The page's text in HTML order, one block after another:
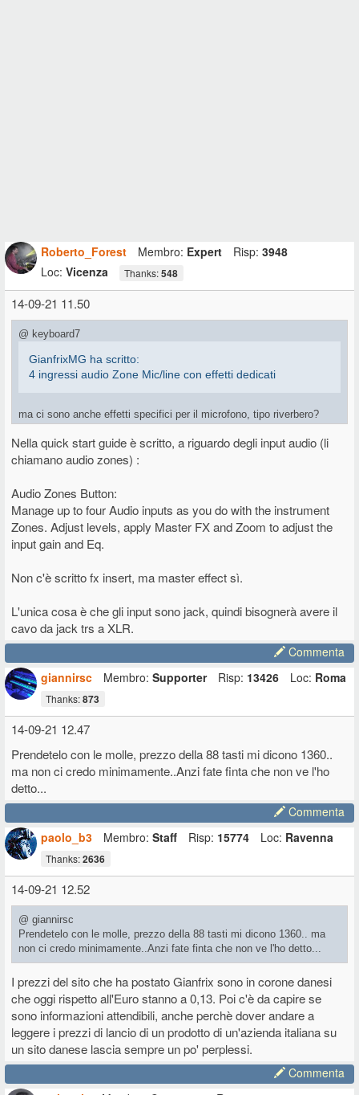
Roberto_Forest Membro: Expert Risp: 3948
Loc: Vicenza Thanks:548
14-09-21 11.50
@ keyboard7
GianfrixMG ha scritto:
4 ingressi audio Zone Mic/line con effetti dedicati
ma ci sono anche effetti specifici per il microfono, tipo riverbero?
se c'è un riverbero accettabile, il mix non serve più, ci attacco
arranger e microfono e sono a posto
Nella quick start guide è scritto, a riguardo degli input audio (li
chiamano audio zones) :
Audio Zones Button:
Manage up to four Audio inputs as you do with the instrument
Zones. Adjust levels, apply Master FX and Zoom to adjust the
input gain and Eq.
Non c'è scritto fx insert, ma master effect sì.
L'unica cosa è che gli input sono jack, quindi bisognerà avere il
cavo da jack trs a XLR.
Commenta
giannirsc
Membro: Supporter Risp: 13426 Loc: Roma
Thanks:873
14-09-21 12.47
Prendetelo con le molle, prezzo della 88 tasti mi dicono 1360..
ma non ci credo minimamente..Anzi fate finta che non ve l'ho
detto...
Commenta
paolo_b3
Membro: Staff Risp: 15774 Loc: Ravenna
Thanks:2636
14-09-21 12.52
@ giannirsc
Prendetelo con le molle, prezzo della 88 tasti mi dicono 1360.. ma
non ci credo minimamente..Anzi fate finta che non ve l'ho detto...
I prezzi del sito che ha postato Gianfrix sono in corone danesi
che oggi rispetto all'Euro stanno a 0,13. Poi c'è da capire se
sono informazioni attendibili, anche perchè dover andare a
leggere i prezzi di lancio di un prodotto di un'azienda italiana su
un sito danese lascia sempre un po' perplessi.
Commenta